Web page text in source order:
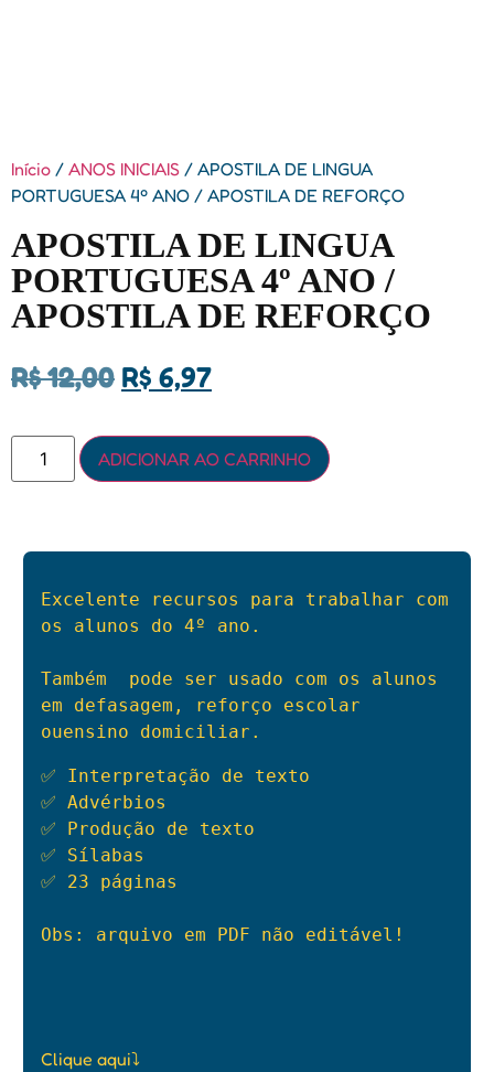
Início / ANOS INICIAIS / APOSTILA DE LINGUA
PORTUGUESA 4º ANO / APOSTILA DE REFORÇO
APOSTILA DE LINGUA
PORTUGUESA 4º ANO /
APOSTILA DE REFORÇO
R$12,00 R$ 6,97
ADICIONAR AO CARRINHO
Excelente recursos para trabalhar com
os alunos do 4º ano.
Também  pode ser usado com os alunos
em defasagem, reforço escolar
ouensino domiciliar.
✅ Interpretação de texto
✅ Advérbios
✅ Produção de texto
✅ Sílabas
✅ 23 páginas
Obs: arquivo em PDF não editável!
Clique aqui⤵️